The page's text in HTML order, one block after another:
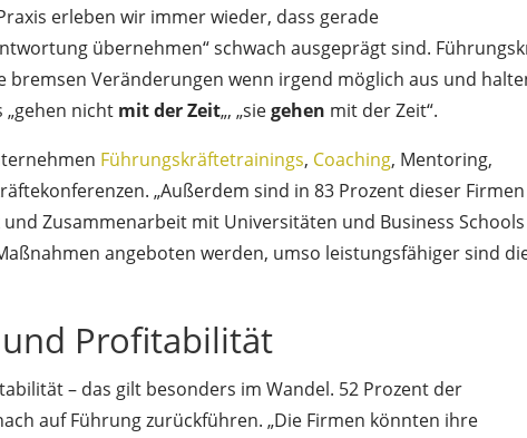
erleben wir immer wieder, dass gerade
übernehmen“ schwach ausgeprägt sind.
bremsen Veränderungen wenn irgend möglich aus und
„gehen nicht mit der Zeit„, „siegehen mit der Zeit“.
Führungskräftetrainings, Coaching, Mentoring,
„Außerdem sind in 83 Prozent dieser Firmen
und Zusammenarbeit mit Universitäten und Business Schools
angeboten werden, umso leistungsfähiger sind
Profitabilität
– das gilt besonders im Wandel. 52 Prozent der
auf Führung zurückführen. „Die Firmen könnten ihre